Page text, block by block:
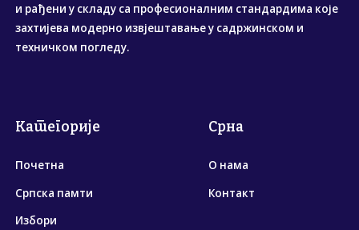
и рађени у складу са професионалним стандардима које
захтијева модерно извјештавање у садржинском и
техничком погледу.
Категорије
Почетна
Српска памти
Избори
Срна
О нама
Контакт